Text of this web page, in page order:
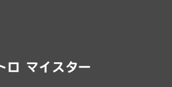
ロ マイスター